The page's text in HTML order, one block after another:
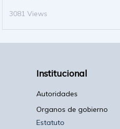
3081 Views
Institucional
Autoridades
Organos de gobierno
Estatuto